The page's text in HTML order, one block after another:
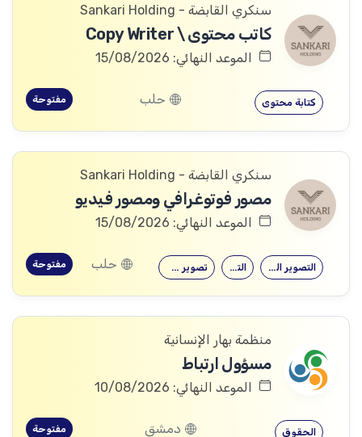
سنكري القابضة - Sankari Holding
كاتب محتوى \ Copy Writer
الموعد النهائي: 15/08/2026
كتابة محتوى حلب مفتوحة
سنكري القابضة - Sankari Holding
مصور فوتوغرافي ومصور فيديو
الموعد النهائي: 15/08/2026
تصوير فوتوغرافي التصوير التصوير الفوتوغرافي حلب مفتوحة
منظمة بهار الإنسانية
مسؤول ارتباط
الموعد النهائي: 10/08/2026
الحقوق دمشق مفتوحة